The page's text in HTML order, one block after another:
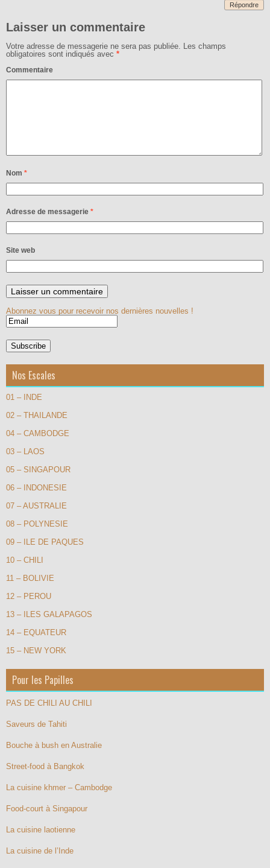
Répondre
Laisser un commentaire
Votre adresse de messagerie ne sera pas publiée.
Les champs
obligatoires sont indiqués avec *
Commentaire
Nom *
Adresse de messagerie *
Site web
Abonnez vous pour recevoir nos dernières nouvelles !
Nos Escales
01 – INDE
02 – THAILANDE
04 – CAMBODGE
03 – LAOS
05 – SINGAPOUR
06 – INDONESIE
07 – AUSTRALIE
08 – POLYNESIE
09 – ILE DE PAQUES
10 – CHILI
11 – BOLIVIE
12 – PEROU
13 – ILES GALAPAGOS
14 – EQUATEUR
15 – NEW YORK
Pour les Papilles
PAS DE CHILI AU CHILI
Saveurs de Tahiti
Bouche à bush en Australie
Street-food à Bangkok
La cuisine khmer – Cambodge
Food-court à Singapour
La cuisine laotienne
La cuisine de l’Inde